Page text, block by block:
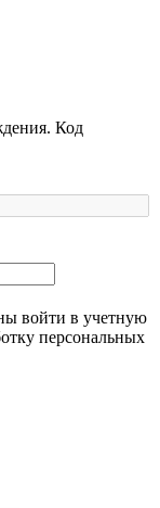
Код
войти в учетную
персональных